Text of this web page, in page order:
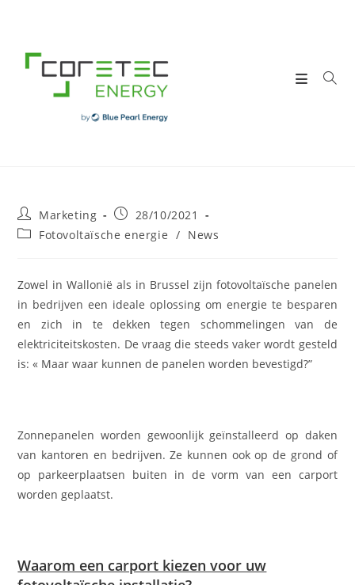
content
Post
author:
Marketing
Post
published:
28/10/2021
PostFotovoltaïsche energie / News
Zowel in Wallonië als in Brussel zijn fotovoltaïsche panelen
in bedrijven een ideale oplossing om energie te besparen
en zich in te dekken tegen schommelingen van de
elektriciteitskosten. De vraag die steeds vaker wordt gesteld
is: « Maar waar kunnen de panelen worden bevestigd?”
Zonnepanelen worden gewoonlijk geïnstalleerd op daken
van kantoren en bedrijven. Ze kunnen ook op de grond of
op parkeerplaatsen buiten in de vorm van een carport
worden geplaatst.
Waarom een carport kiezen voor uw